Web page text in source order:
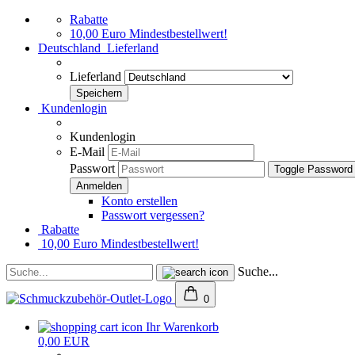
Rabatte
10,00 Euro Mindestbestellwert!
Deutschland Lieferland
Lieferland
Kundenlogin
Kundenlogin
E-Mail
Passwort
Toggle
Konto erstellen
Passwort vergessen?
Rabatte
10,00 Euro Mindestbestellwert!
Suche...
0
Ihr Warenkorb
0,00 EUR